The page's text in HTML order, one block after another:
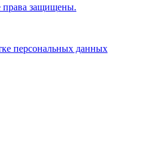
защищены.
персональных данных